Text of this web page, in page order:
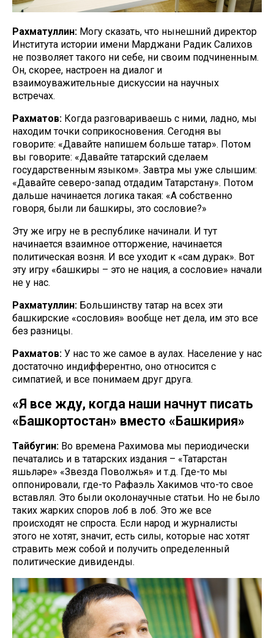
Рахматуллин: Могу сказать, что нынешний директор
Института истории имени Марджани Радик Салихов
не позволяет такого ни себе, ни своим подчиненным.
Он, скорее, настроен на диалог и
взаимоуважительные дискуссии на научных
встречах.
Рахматов: Когда разговариваешь с ними, ладно, мы
находим точки соприкосновения. Сегодня вы
говорите: «Давайте напишем больше татар». Потом
вы говорите: «Давайте татарский сделаем
государственным языком». Завтра мы уже слышим:
«Давайте северо-запад отдадим Татарстану». Потом
дальше начинается логика такая: «А собственно
говоря, были ли башкиры, это сословие?»
Эту же игру не в республике начинали. И тут
начинается взаимное отторжение, начинается
политическая возня. И все уходит к «сам дурак». Вот
эту игру «башкиры – это не нация, а сословие» начали
не у нас.
Рахматуллин: Большинству татар на всех эти
башкирские «сословия» вообще нет дела, им это все
без разницы.
Рахматов: У нас то же самое в аулах. Население у нас
достаточно индифферентно, оно относится с
симпатией, и все понимаем друг друга.
«Я все жду, когда наши начнут писать
«Башкортостан» вместо «Башкирия»
Тайбугин: Во времена Рахимова мы периодически
печатались и в татарских издания – «Татарстан
яшьләре» «Звезда Поволжья» и т.д. Где-то мы
оппонировали, где-то Рафаэль Хакимов что-то свое
вставлял. Это были околонаучные статьи. Но не было
таких жарких споров лоб в лоб. Это же все
происходят не спроста. Если народ и журналисты
этого не хотят, значит, есть силы, которые нас хотят
стравить меж собой и получить определенный
политические дивиденды.